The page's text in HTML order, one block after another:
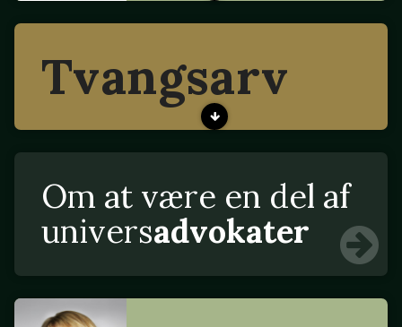
Tvangsarv
Om at være en del af
universadvokater